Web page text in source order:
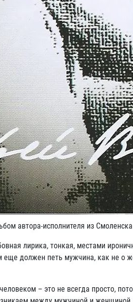
автора-исполнителя из
лирика, тонкая, местами
должен петь мужчина, как не о
– это не всегда просто,